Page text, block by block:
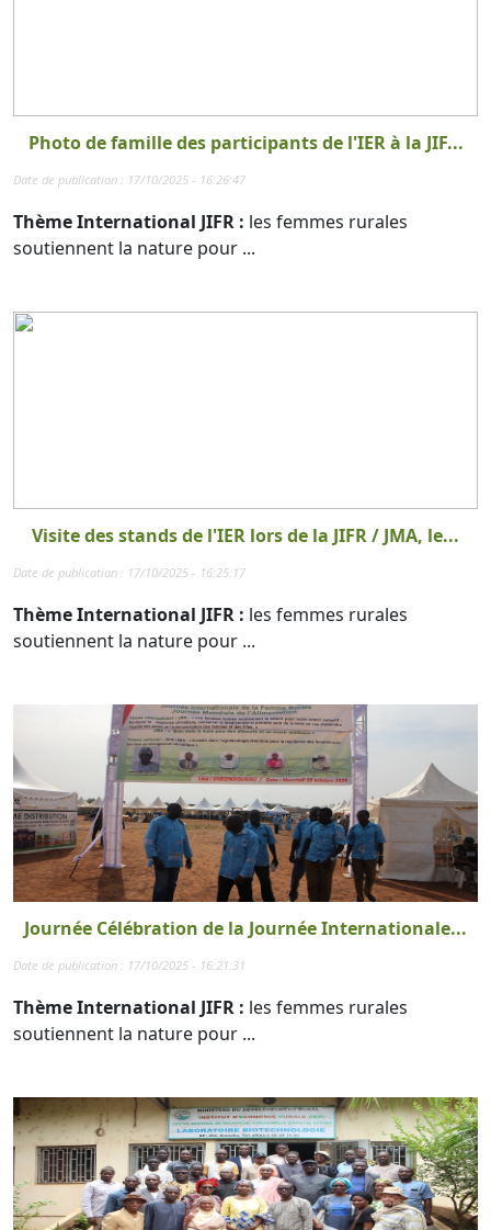
Photo de famille des participants de l'IER à la JIF...
Date de publication : 17/10/2025 - 16:26:47
Thème International JIFR : les femmes rurales
soutiennent la nature pour ...
Visite des stands de l'IER lors de la JIFR / JMA, le...
Date de publication : 17/10/2025 - 16:25:17
Thème International JIFR : les femmes rurales
soutiennent la nature pour ...
Journée Célébration de la Journée Internationale...
Date de publication : 17/10/2025 - 16:21:31
Thème International JIFR : les femmes rurales
soutiennent la nature pour ...